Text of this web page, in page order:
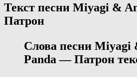
Текст песни Miyagi &
Патрон
Слова песни Miyagi
Panda — Патрон